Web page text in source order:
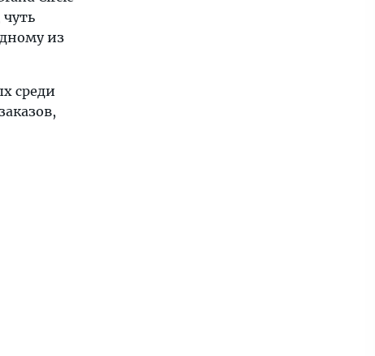
из
среди